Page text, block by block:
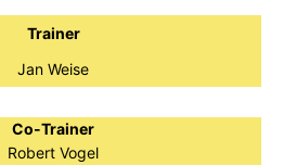
Trainer
Jan Weise
Co-Trainer
Robert Vogel